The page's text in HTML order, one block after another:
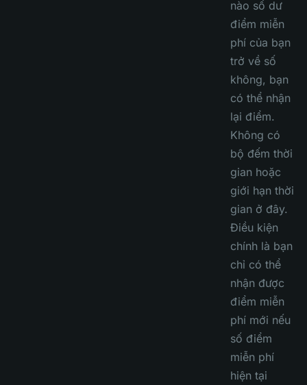
nào số dư
điểm miễn
phí của bạn
trở về số
không, bạn
có thể nhận
lại điểm.
Không có
bộ đếm thời
gian hoặc
giới hạn thời
gian ở đây.
Điều kiện
chính là bạn
chỉ có thể
nhận được
điểm miễn
phí mới nếu
số điểm
miễn phí
hiện tại